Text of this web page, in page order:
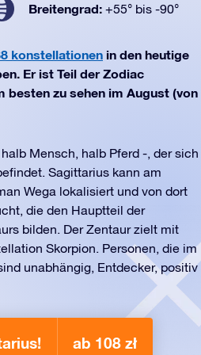
Breitengrad: +55° bis -90°
konstellationen in den heutige
Er ist Teil der Zodiac
zu sehen im August (von
Mensch, halb Pferd -, der sich
Sagittarius kann am
Wega lokalisiert und von dort
die den Hauptteil der
bilden. Der Zentaur zielt mit
Skorpion. Personen, die im
unabhängig, Entdecker, positiv
ab 108 zł